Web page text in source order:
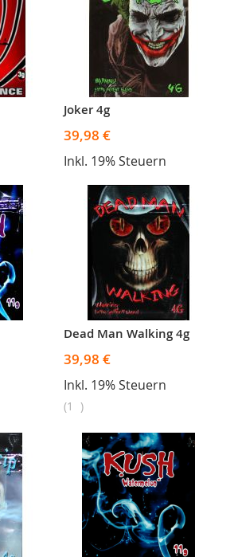
Joker 4g
39,98 €
Inkl. 19% Steuern
Dead Man Walking 4g
39,98 €
Inkl. 19% Steuern
1